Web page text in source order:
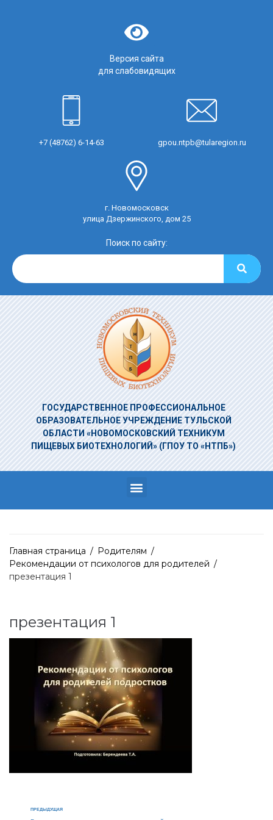
Версия сайта
для слабовидящих
+7 (48762) 6-14-63 gpou.ntpb@tularegion.ru
г. Новомосковск
улица Дзержинского, дом 25
Поиск по сайту:
ГОСУДАРСТВЕННОЕ ПРОФЕССИОНАЛЬНОЕ
ОБРАЗОВАТЕЛЬНОЕ УЧРЕЖДЕНИЕТУЛЬСКОЙ
ОБЛАСТИ «НОВОМОСКОВСКИЙ ТЕХНИКУМ
ПИЩЕВЫХ БИОТЕХНОЛОГИЙ» (ГПОУ ТО «НТПБ»)
Главная страница / Родителям /
Рекомендации от психологов для родителей /
презентация 1
презентация 1
ПРЕДЫДУЩАЯ